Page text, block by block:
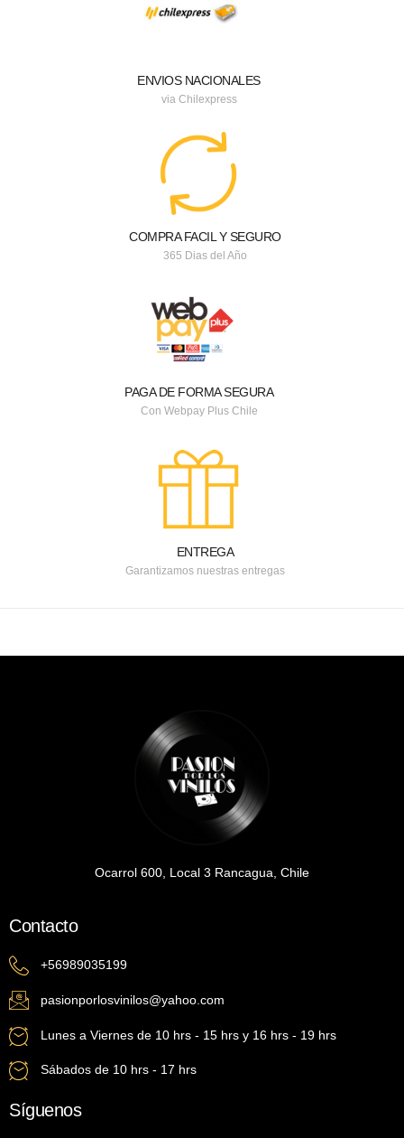
ENVIOS NACIONALES
via Chilexpress
COMPRA FACIL Y SEGURO
365 Dias del Año
PAGA DE FORMA SEGURA
Con Webpay Plus Chile
ENTREGA
Garantizamos nuestras entregas
Ocarrol 600, Local 3 Rancagua, Chile
Contacto
+56989035199
pasionporlosvinilos@yahoo.com
Lunes a Viernes de 10 hrs - 15 hrs y 16 hrs - 19 hrs
Sábados de 10 hrs - 17 hrs
Síguenos